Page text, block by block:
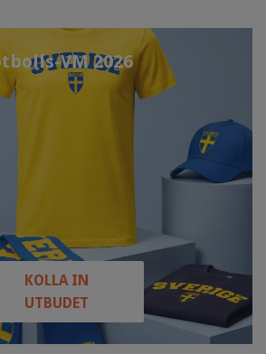
VM 2026
KOLLA IN
UTBUDET